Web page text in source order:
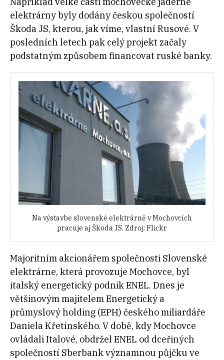
elektrárny byly dodány českou společností
Škoda JS, kterou, jak víme, vlastní Rusové. V
posledních letech pak celý projekt začaly
podstatným způsobem financovat ruské banky.
Na výstavbe slovenské elektrárně v Mochovcích
pracuje aj Škoda JS. Zdroj: Flickr
Majoritním akcionářem společnosti Slovenské
elektrárne, která provozuje Mochovce, byl
italský energetický podnik ENEL. Dnes je
většinovým majitelem Energetický a
průmyslový holding (EPH) českého miliardáře
Daniela Křetínského. V době, kdy Mochovce
ovládali Italové, obdržel ENEL od dceřiných
společností Sberbank významnou půjčku ve